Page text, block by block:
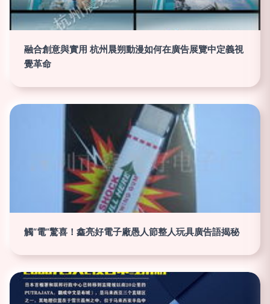
融合創意與實用 杭州晨朔動漫如何在廣告展覽中定義視
覺革命
觸“電”驚喜！鑫亮好電子廠愚人節整人玩具廣告語揭秘